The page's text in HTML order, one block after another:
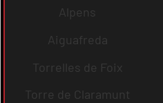
Alpens
Aiguafreda
Torrelles de Foix
Torre de Claramunt